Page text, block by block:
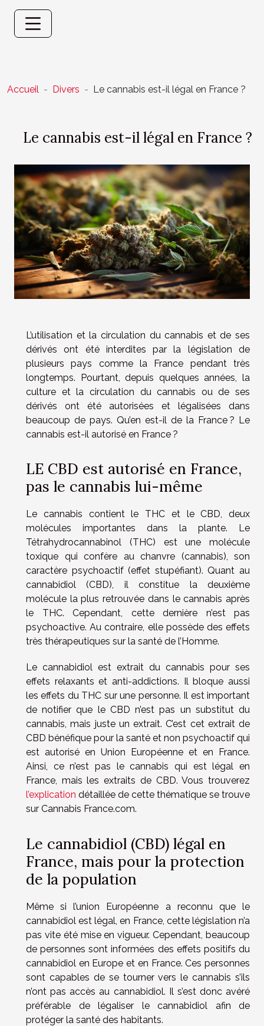
Accueil Divers Le cannabis est-il légal en France ?
Le cannabis est-il légal en France ?
L’utilisation et la circulation du cannabis et de ses
dérivés ont été interdites par la législation de
plusieurs pays comme la France pendant très
longtemps. Pourtant, depuis quelques années, la
culture et la circulation du cannabis ou de ses
dérivés ont été autorisées et légalisées dans
beaucoup de pays. Qu’en est-il de la France ? Le
cannabis est-il autorisé en France ?
LE CBD est autorisé en France,
pas le cannabis lui-même
Le cannabis contient le THC et le CBD, deux
molécules importantes dans la plante. Le
Tétrahydrocannabinol (THC) est une molécule
toxique qui confère au chanvre (cannabis), son
caractère psychoactif (effet stupéfiant). Quant au
cannabidiol (CBD), il constitue la deuxième
molécule la plus retrouvée dans le cannabis après
le THC. Cependant, cette dernière n’est pas
psychoactive. Au contraire, elle possède des effets
très thérapeutiques sur la santé de l’Homme.
Le cannabidiol est extrait du cannabis pour ses
effets relaxants et anti-addictions. Il bloque aussi
les effets du THC sur une personne. Il est important
de notifier que le CBD n’est pas un substitut du
cannabis, mais juste un extrait. C’est cet extrait de
CBD bénéfique pour la santé et non psychoactif qui
est autorisé en Union Européenne et en France.
Ainsi, ce n’est pas le cannabis qui est légal en
France, mais les extraits de CBD. Vous trouverez
l’explication détaillée de cette thématique se trouve
sur Cannabis France.com.
Le cannabidiol (CBD) légal en
France, mais pour la protection
de la population
Même si l’union Européenne a reconnu que le
cannabidiol est légal, en France, cette législation n’a
pas vite été mise en vigueur. Cependant, beaucoup
de personnes sont informées des effets positifs du
cannabidiol en Europe et en France. Ces personnes
sont capables de se tourner vers le cannabis s’ils
n’ont pas accès au cannabidiol. Il s’est donc avéré
préférable de légaliser le cannabidiol afin de
protéger la santé des habitants.